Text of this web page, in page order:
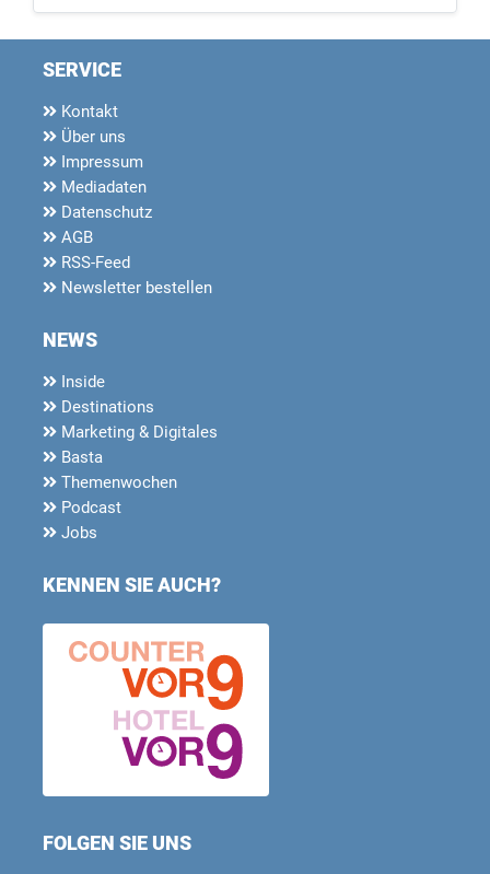
SERVICE
Kontakt
Über uns
Impressum
Mediadaten
Datenschutz
AGB
RSS-Feed
Newsletter bestellen
NEWS
Inside
Destinations
Marketing & Digitales
Basta
Themenwochen
Podcast
Jobs
KENNEN SIE AUCH?
FOLGEN SIE UNS